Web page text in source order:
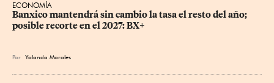
ECONOMÍA
Banxico mantendrá sin cambio la tasa el resto del año;
posible recorte en el 2027: BX+
Por Yolanda Morales